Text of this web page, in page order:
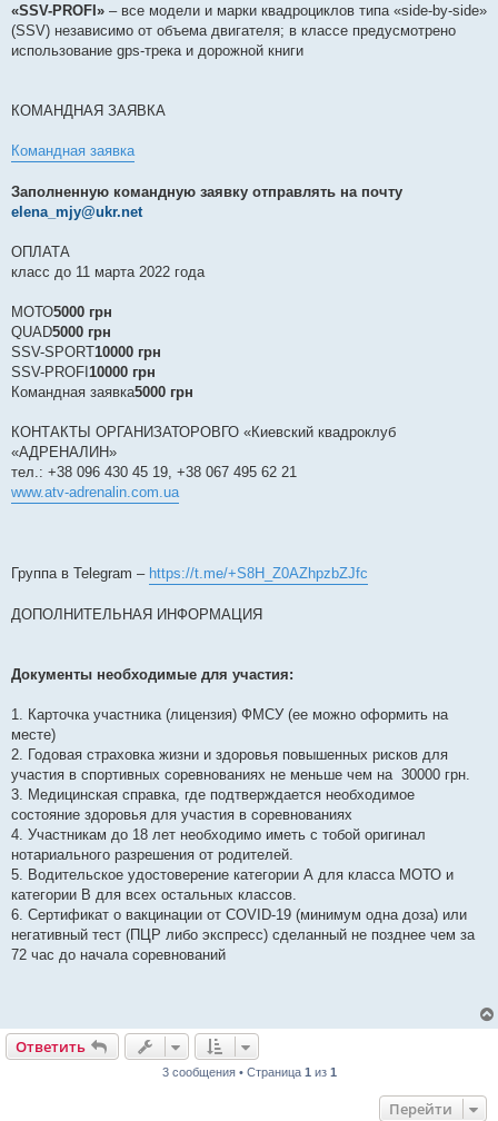
«SSV-PROFI» – все модели и марки квадроциклов типа «side-by-side»
(SSV) независимо от объема двигателя; в классе предусмотрено
использование gps-трека и дорожной книги
КОМАНДНАЯ ЗАЯВКА
Командная заявка
Заполненную командную заявку отправлять на почту
elena_mjy@ukr.net
ОПЛАТА
класс до 11 марта 2022 года
МОТО5000 грн
QUAD5000 грн
SSV-SPORT10000 грн
SSV-PROFI10000 грн
Командная заявка5000 грн
КОНТАКТЫ ОРГАНИЗАТОРОВГО «Киевский квадроклуб
«АДРЕНАЛИН»
тел.: +38 096 430 45 19, +38 067 495 62 21
www.atv-adrenalin.com.ua
Группа в Telegram – https://t.me/+S8H_Z0AZhpzbZJfc
ДОПОЛНИТЕЛЬНАЯ ИНФОРМАЦИЯ
Документы необходимые для участия:
1. Карточка участника (лицензия) ФМСУ (ее можно оформить на
месте)
2. Годовая страховка жизни и здоровья повышенных рисков для
участия в спортивных соревнованиях не меньше чем на 30000 грн.
3. Медицинская справка, где подтверждается необходимое
состояние здоровья для участия в соревнованиях
4. Участникам до 18 лет необходимо иметь с тобой оригинал
нотариального разрешения от родителей.
5. Водительское удостоверение категории А для класса МОТО и
категории В для всех остальных классов.
6. Сертификат о вакцинации от COVID-19 (минимум одна доза) или
негативный тест (ПЦР либо экспресс) сделанный не позднее чем за
72 час до начала соревнований
Ответить
3 сообщения • Страница 1 из 1
Перейти